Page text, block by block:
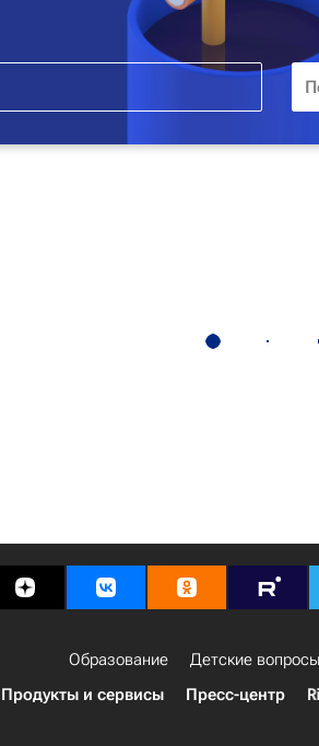
Образование Детские вопросы
Продукты и сервисы Пресс-центр